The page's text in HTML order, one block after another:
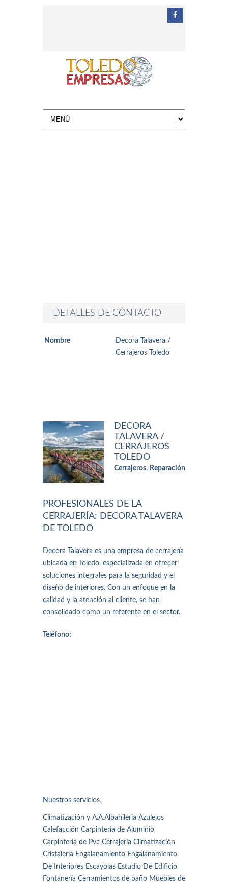
DETALLES DE CONTACTO
Nombre
Decora Talavera /
Cerrajeros Toledo
DECORA
TALAVERA /
CERRAJEROS
TOLEDO
Cerrajeros, Reparación
PROFESIONALES DE LA
CERRAJERÍA: DECORA TALAVERA
DE TOLEDO
Decora Talavera es una empresa de cerrajería
ubicada en Toledo, especializada en ofrecer
soluciones integrales para la seguridad y el
diseño de interiores. Con un enfoque en la
calidad y la atención al cliente, se han
consolidado como un referente en el sector.
Teléfono:
Nuestros servicios
Climatización y A.A.Albañileria Azulejos
Calefacción Carpintería de Aluminio
Carpintería de Pvc Cerrajería Climatización
Cristalería Engalanamiento Engalanamiento
De Interiores Escayolas Estudio De Edificio
Fontanería Cerramientos de baño Muebles de